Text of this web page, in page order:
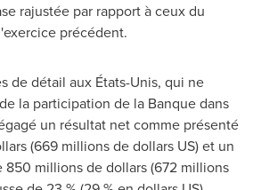
rajustée par rapport à ceux du
précédent.
de détail aux États-Unis, qui ne
la participation de la Banque dans
un résultat net comme présenté
(669 millions de dollars US) et un
850 millions de dollars (672 millions